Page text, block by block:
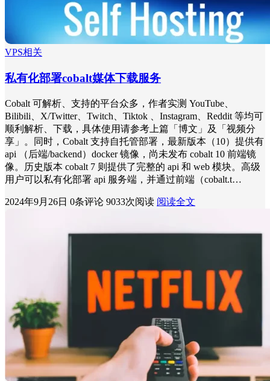
VPS相关
私有化部署cobalt媒体下载服务
Cobalt 可解析、支持的平台众多，作者实测 YouTube、
Bilibili、X/Twitter、Twitch、Tiktok 、Instagram、Reddit 等均可
顺利解析、下载，具体使用请参考上篇「博文」及「视频分
享」。同时，Cobalt 支持自托管部署，最新版本（10）提供有
api （后端/backend）docker 镜像，尚未发布 cobalt 10 前端镜
像。历史版本 cobalt 7 则提供了完整的 api 和 web 模块。高级
用户可以私有化部署 api 服务端，并通过前端（cobalt.t…
2024年9月26日 0条评论 9033次阅读 阅读全文